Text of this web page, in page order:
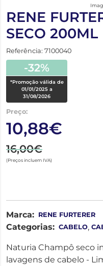
RENE
SECO 200ML
Referência: 7100040
-32%
*Promoção válida de
01/01/2025 a
31/08/2026
Preço:
10,88€
16,00€
(Preços incluem IVA)
Marca: RENE FURTERER
Categorias: CABELO,
Naturia Champô seco
lavagens de cabelo -